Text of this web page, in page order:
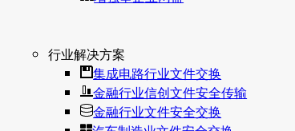
行业解决方案
集成电路行业文件交换
金融行业信创文件安全传输
金融行业文件安全交换